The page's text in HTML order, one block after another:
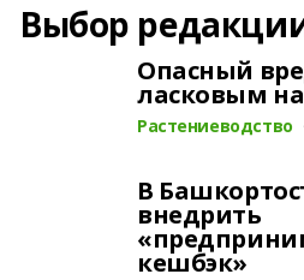
Выбор
Опасный
ласковым
Растениеводство
В
внедрить
кешбэк»